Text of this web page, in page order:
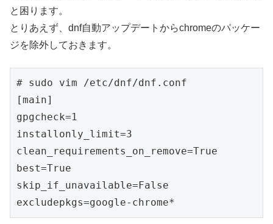
と困ります。
とりあえず、dnf自動アップデートからchromeのパッケー
ジを除外しておきます。
# sudo vim /etc/dnf/dnf.conf
[main]
gpgcheck=1
installonly_limit=3
clean_requirements_on_remove=True
best=True
skip_if_unavailable=False
excludepkgs=google-chrome*